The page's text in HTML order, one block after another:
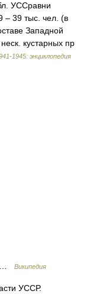
УССравни
– 39 тыс. чел. (в
Западной
кустарных пр
1945: энциклопедия
… Википедия
УССР.